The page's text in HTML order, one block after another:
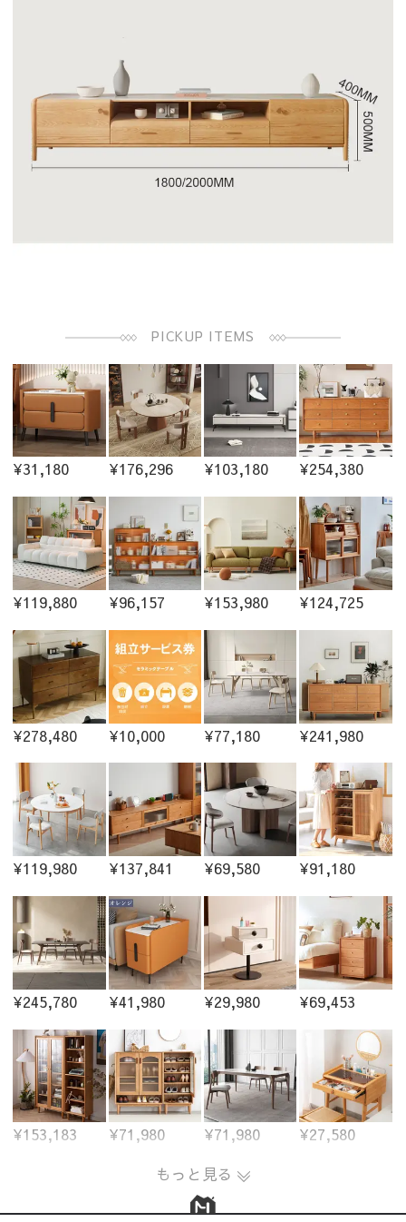
PICKUP ITEMS
¥31,180 ¥176,296 ¥103,180 ¥254,380
¥119,880 ¥96,157 ¥153,980 ¥124,725
¥278,480 ¥10,000 ¥77,180 ¥241,980
¥119,980 ¥137,841 ¥69,580 ¥91,180
¥245,780 ¥41,980 ¥29,980 ¥69,453
¥153,183 ¥71,980 ¥71,980
¥27,580
もっと見る